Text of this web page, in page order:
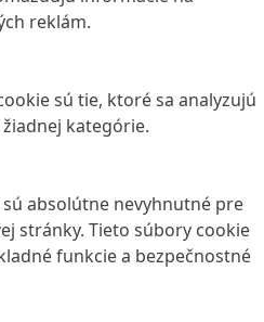
reklám.
sú tie, ktoré sa analyzujú
kategórie.
absolútne nevyhnutné pre
stránky. Tieto súbory cookie
funkcie a bezpečnostné